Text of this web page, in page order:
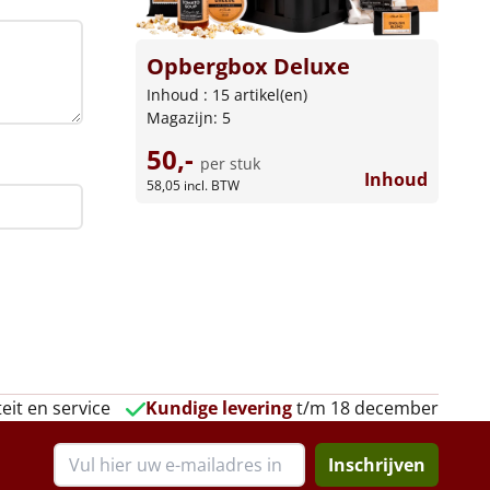
Opbergbox Deluxe
Inhoud : 15 artikel(en)
Magazijn: 5
50,- per stuk
58,05 incl. BTW Inhoud
en service Kundige leveringt/m 18 december
Inschrijven